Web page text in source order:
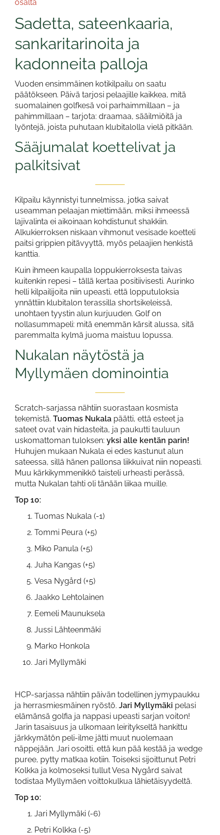
osalta
Sadetta, sateenkaaria,
sankaritarinoita ja
kadonneita palloja
Vuoden ensimmäinen kotikilpailu on saatu
päätökseen. Päivä tarjosi pelaajille kaikkea, mitä
suomalainen golfkesä voi parhaimmillaan – ja
pahimmillaan – tarjota: draamaa, sääilmiöitä ja
lyöntejä, joista puhutaan klubitalolla vielä pitkään.
Sääjumalat koettelivat ja
palkitsivat
Kilpailu käynnistyi tunnelmissa, jotka saivat
useamman pelaajan miettimään, miksi ihmeessä
lajivalinta ei aikoinaan kohdistunut shakkiin.
Alkukierroksen niskaan vihmonut vesisade koetteli
paitsi grippien pitävyyttä, myös pelaajien henkistä
kanttia.
Kuin ihmeen kaupalla loppukierroksesta taivas
kuitenkin repesi – tällä kertaa positiivisesti. Aurinko
helli kilpailijoita niin upeasti, että lopputuloksia
ynnättiin klubitalon terassilla shortsikeleissä,
unohtaen tyystin alun kurjuuden. Golf on
nollasummapeli: mitä enemmän kärsit alussa, sitä
paremmalta kylmä juoma maistuu lopussa.
Nukalan näytöstä ja
Myllymäen dominointia
Scratch-sarjassa nähtiin suorastaan kosmista
tekemistä. Tuomas Nukala päätti, että esteet ja
sateet ovat vain hidasteita, ja paukutti tauluun
uskomattoman tuloksen: yksi alle kentän parin!
Huhujen mukaan Nukala ei edes kastunut alun
sateessa, sillä hänen pallonsa liikkuivat niin nopeasti.
Muu kärkikymmenikkö taisteli urheasti perässä,
mutta Nukalan tahti oli tänään liikaa muille.
Top 10:
Tuomas Nukala (-1)
Tommi Peura (+5)
Miko Panula (+5)
Juha Kangas (+5)
Vesa Nygård (+5)
Jaakko Lehtolainen
Eemeli Maunuksela
Jussi Lähteenmäki
Marko Honkola
Jari Myllymäki
HCP-sarjassa nähtiin päivän todellinen jymypaukku
ja herrasmiesmäinen ryöstö. Jari Myllymäki pelasi
elämänsä golfia ja nappasi upeasti sarjan voiton!
Jarin tasaisuus ja ulkomaan leiritykseltä hankittu
järkkymätön peli-ilme jätti muut nuolemaan
näppejään. Jari osoitti, että kun pää kestää ja wedge
puree, pytty matkaa kotiin. Toiseksi sijoittunut Petri
Kolkka ja kolmoseksi tullut Vesa Nygård saivat
todistaa Myllymäen voittokulkua lähietäisyydeltä.
Top 10:
Jari Myllymäki (-6)
Petri Kolkka (-5)